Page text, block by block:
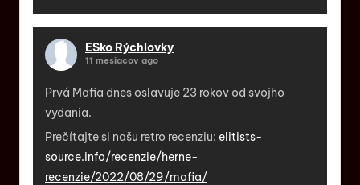
ESko Rýchlovky
11 mesiacov ago
Prvá Mafia dnes oslavuje 23 rokov od svojho
vydania.
Prečítajte si našu retro recenziu: elitists-
source.info/recenzie/herne-
recenzie/2022/08/29/mafia/